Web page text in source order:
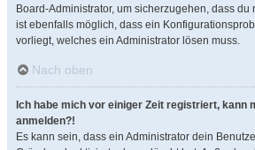
Board-Administrator, um sicherzugehen, dass du
ist ebenfalls möglich, dass ein
vorliegt, welches ein Administrator lösen muss.
Nach oben
Ich habe mich vor einiger Zeit registriert, kann
anmelden?!
Es kann sein, dass ein Administrator dein